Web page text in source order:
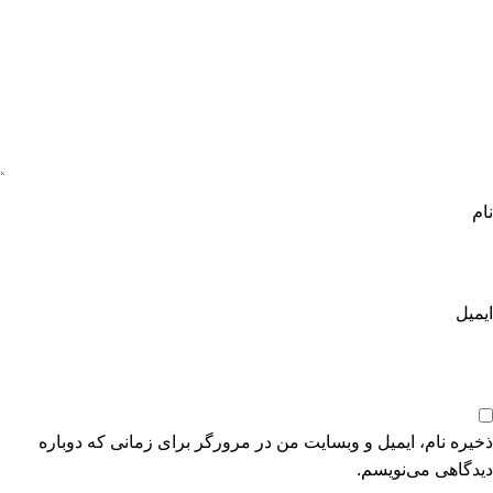
نام
ایمیل
ذخیره نام، ایمیل و وبسایت من در مرورگر برای زمانی که دوباره
دیدگاهی می‌نویسم.